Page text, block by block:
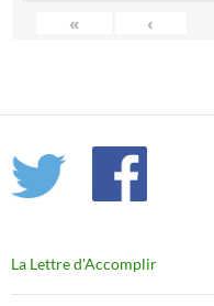
«
‹
La Lettre d'Accomplir